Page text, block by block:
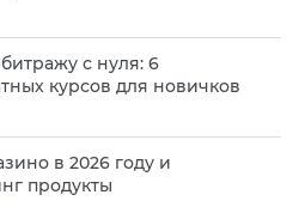
с нуля: 6
курсов для новичков
в 2026 году и
продукты